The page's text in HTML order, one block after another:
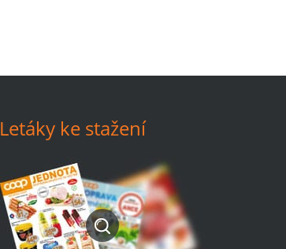
Letáky ke stažení